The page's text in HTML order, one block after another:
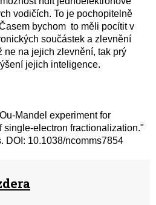
vodičích. To je pochopitelně
bychom to měli pocítit v
součástek a zlevnění
ne na jejich zlevnění, tak prý
jejich inteligence.
Mandel experiment for
single-electron fractionalization."
DOI: 10.1038/ncomms7854